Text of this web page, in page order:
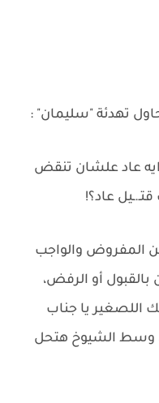
تهدئة "سليمان" :
ايه عاد علشان تنقض
عاد؟!
المفروض والواجب
بالقبول أو الرفض،
اللصغير يا جناب
وسط الشيوخ هتحل